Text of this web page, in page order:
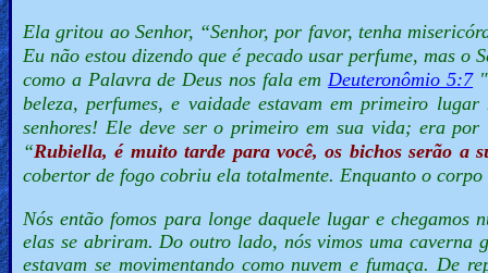
Ela gritou ao Senhor, “Senhor, por favor, tenha
Eu não estou dizendo que é pecado usar perfume, mas
como a Palavra de Deus nos fala em Deuteronômio 5:7"
beleza, perfumes, e vaidade estavam em primeiro
senhores! Ele deve ser o primeiro em sua vida; era
“Rubiella, é muito tarde para você, os bichos serão a
cobertor de fogo cobriu ela totalmente. Enquanto o
Nós então fomos para longe daquele lugar e chegamos
elas se abriram. Do outro lado, nós vimos uma caverna
estavam se movimentando como nuvem e fumaça. De